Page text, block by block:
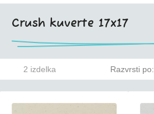
Crush kuverte 17x17
2 izdelka Razvrsti po: